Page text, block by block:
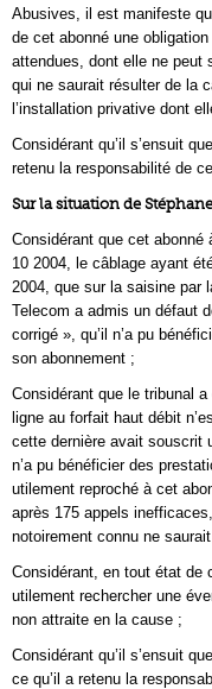
Abusives, il est manifeste
de cet abonné une
attendues, dont elle ne peut
qui ne saurait résulter de la
l’installation privative dont
Considérant qu’il s’ensuit
retenu la responsabilité de
Sur la situation de
Considérant que cet
10 2004, le câblage ayant
2004, que sur la saisine par
Telecom a admis un défaut
corrigé », qu’il n’a pu
son abonnement ;
Considérant que le tribunal
ligne au forfait haut débit
cette dernière avait souscrit
n’a pu bénéficier des
utilement reproché à cet
après 175 appels
notoirement connu ne
Considérant, en tout état de
utilement rechercher une
non attraite en la cause ;
Considérant qu’il s’ensuit
ce qu’il a retenu la